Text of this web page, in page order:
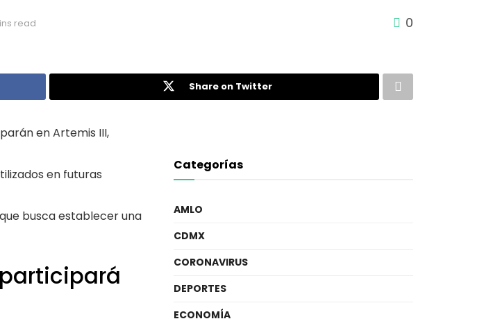
read 0
Share on Twitter
en Artemis III,
en futuras
busca establecer una
Categorías
AMLO
CDMX
CORONAVIRUS
DEPORTES
ECONOMÍA